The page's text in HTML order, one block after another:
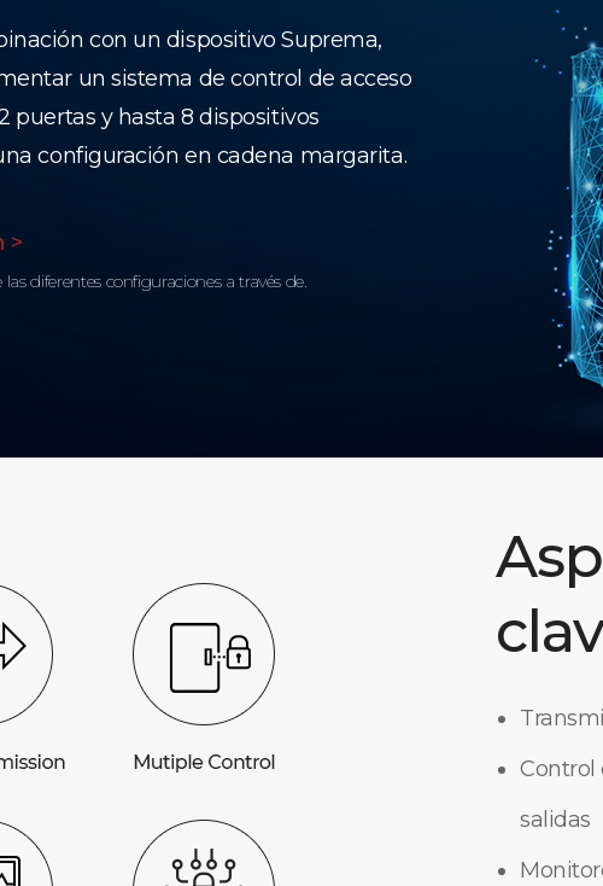
con un dispositivo Suprema,
un sistema de control de acceso
puertas y hasta 8 dispositivos
configuración en cadena margarita.
>
diferentes configuraciones a través de.
Control
salidas